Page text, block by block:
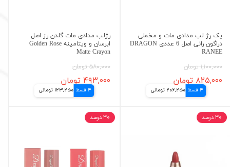
پک رژ لب مدادی مات و مخملی
دراگون رانی اصل 6 عددی DRAGON
RANEE
۱,۱۰۰,۰۰۰ تومان
۸۲۵,۰۰۰ تومان
4 قسط 206,250 تومانی
رژلب مدادی مات گلدن رز اصل
ابرسان و ویتامینه Golden Rose
Matte Crayon
۵۸۰,۰۰۰ تومان
۴۹۳,۰۰۰ تومان
4 قسط 123,250 تومانی
۳۰ درصد ۳۰ درصد